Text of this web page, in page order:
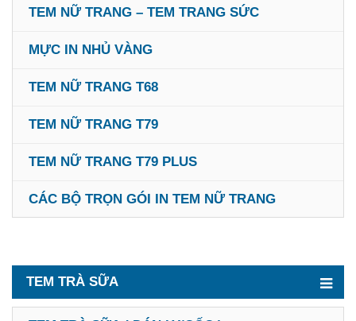
TEM NỮ TRANG – TEM TRANG SỨC
MỰC IN NHỦ VÀNG
TEM NỮ TRANG T68
TEM NỮ TRANG T79
TEM NỮ TRANG T79 PLUS
CÁC BỘ TRỌN GÓI IN TEM NỮ TRANG
TEM TRÀ SỮA